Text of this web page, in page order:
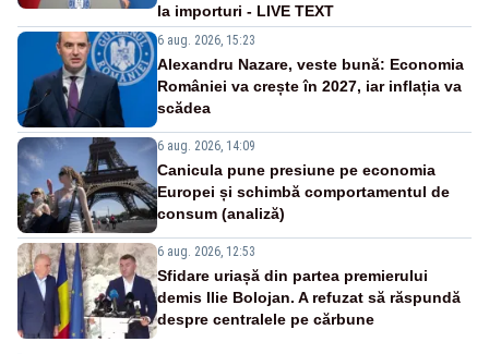
la importuri - LIVE TEXT
6 aug. 2026, 15:23
Alexandru Nazare, veste bună: Economia
României va crește în 2027, iar inflația va
scădea
6 aug. 2026, 14:09
Canicula pune presiune pe economia
Europei și schimbă comportamentul de
consum (analiză)
6 aug. 2026, 12:53
Sfidare uriașă din partea premierului
demis Ilie Bolojan. A refuzat să răspundă
despre centralele pe cărbune